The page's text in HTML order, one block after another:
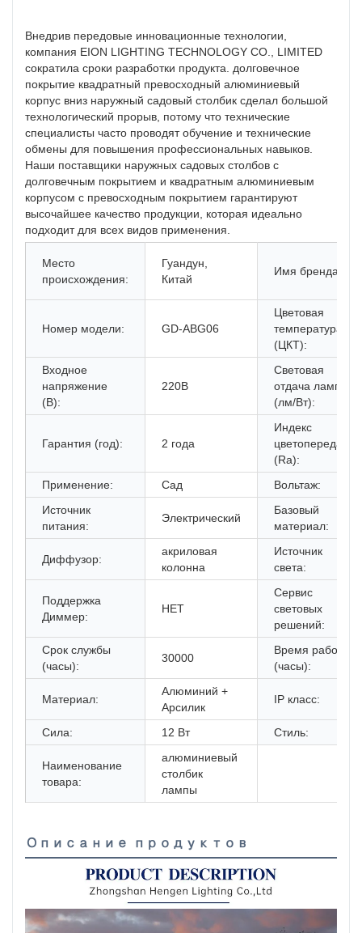
Внедрив передовые инновационные технологии,
компания EION LIGHTING TECHNOLOGY CO., LIMITED
сократила сроки разработки продукта. долговечное
покрытие квадратный превосходный алюминиевый
корпус вниз наружный садовый столбик сделал большой
технологический прорыв, потому что технические
специалисты часто проводят обучение и технические
обмены для повышения профессиональных навыков.
Наши поставщики наружных садовых столбов с
долговечным покрытием и квадратным алюминиевым
корпусом с превосходным покрытием гарантируют
высочайшее качество продукции, которая идеально
подходит для всех видов применения.
Место
происхождения:
Гуандун,
Китай
Имя бренда:
Номер модели: GD-ABG06
Цветовая
температура
(ЦКТ):
Входное
напряжение
(В):
220В
Световая
отдача лампы
(лм/Вт):
Гарантия (год): 2 года
Индекс
цветопередачи
(Ra):
Применение:
Сад
Вольтаж:
Источник
питания:
Электрический
Базовый
материал:
Диффузор:
акриловая
колонна
Источник
света:
Поддержка
Диммер:
НЕТ
Сервис
световых
решений:
Срок службы
(часы):
30000
Время работы
(часы):
Материал:
Алюминий +
Арсилик
IP класс:
Сила: 12 Вт Стиль:
Наименование
товара:
алюминиевый
столбик
лампы
Описание продуктов